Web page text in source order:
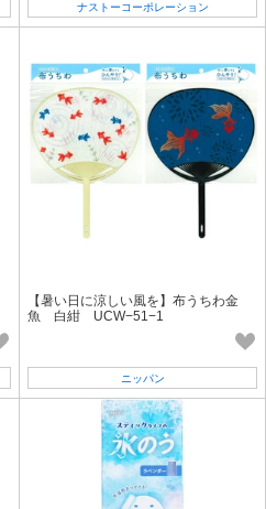
ナストーコーポレーション
【暑い日に涼しい風を】布うちわ金
魚 白紺 UCW−51−1
ニッパン